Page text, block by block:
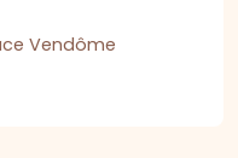
Vendôme